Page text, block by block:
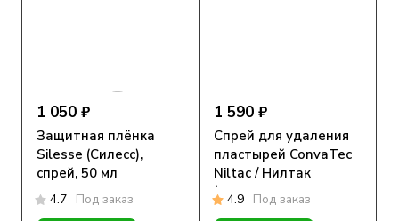
1 050 ₽
Защитная плёнка
Silesse (Силесс),
спрей, 50 мл
4.7 Под заказ
1 590 ₽
Спрей для удаления
пластырей ConvaTec
Niltac / Нилтак
(очиститель для
кожи), 50 ml
4.9 Под заказ